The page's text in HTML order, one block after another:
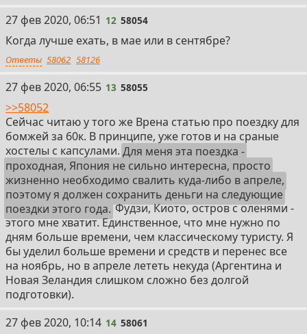
12
27 фев 2020, 06:51 12 58054
Когда лучше ехать, в мае или в сентябре?
Ответы 58062 58126
13
27 фев 2020, 06:55 13 58055
>>58052
Сейчас читаю у того же Врена статью про поездку для
бомжей за 60к. В принципе, уже готов и на сраные
хостелы с капсулами. Для меня эта поездка -
проходная, Япония не сильно интересна, просто
жизненно необходимо свалить куда-либо в апреле,
поэтому я должен сохранить деньги на следующие
поездки этого года.Фудзи, Киото, остров с оленями -
этого мне хватит. Единственное, что мне нужно по
дням больше времени, чем классическому туристу. Я
бы уделил больше времени и средств и перенес все
на ноябрь, но в апреле лететь некуда (Аргентина и
Новая Зеландия слишком сложно без долгой
подготовки).
14
27 фев 2020, 10:14 14 58061